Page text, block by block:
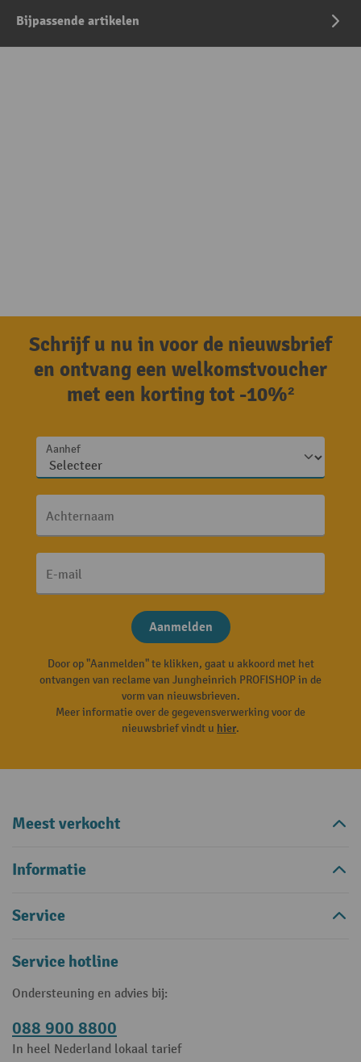
Bijpassende artikelen
Schrijf u nu in voor de nieuwsbrief
en ontvang een welkomstvoucher
met een korting tot -10%²
Aanhef
Achternaam
E-mail
Aanmelden
Door op "Aanmelden" te klikken, gaat u akkoord met het
ontvangen van reclame van Jungheinrich PROFISHOP in de
vorm van nieuwsbrieven.
Meer informatie over de gegevensverwerking voor de
nieuwsbrief vindt u hier.
Meest verkocht
Informatie
Service
Service hotline
Ondersteuning en advies bij:
088 900 8800
In heel Nederland lokaal tarief